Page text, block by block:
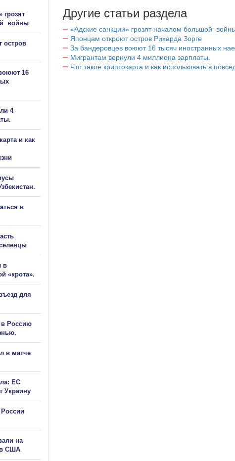
Другие статьи раздела
«Адские санкции» грозят началом большой
Японцам откроют остров Рихарда Зорге
За бандеровцев воюют 16 тысяч иностранных
Мигрантам вернули 4 миллиона зарплаты.
Что такое криптокарта и как использовать в
грозят
войны
остров
16
4
и как
в
в
«крота».
для
в Россию
в матче
ЕС
Украину
на
США